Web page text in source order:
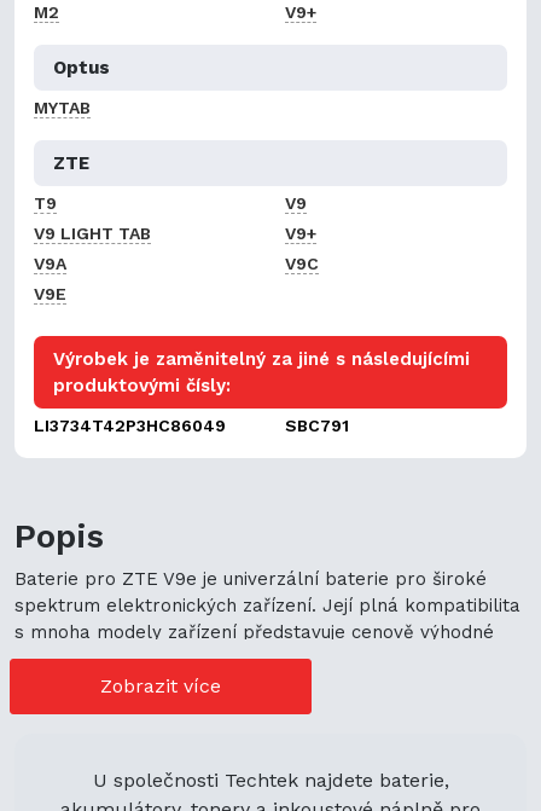
M2 V9+
Optus
MYTAB
ZTE
T9
V9
V9 LIGHT TAB
V9+
V9A
V9C
V9E
Výrobek je zaměnitelný za jiné s následujícími
produktovými čísly:
LI3734T42P3HC86049 SBC791
Popis
Baterie pro ZTE V9e je univerzální baterie pro široké
spektrum elektronických zařízení. Její plná kompatibilita
s mnoha modely zařízení představuje cenově výhodné
možnosti nákupu. Její univerzální použití navíc podporuje
ekologickou udržitelnost a zaručuje flexibilitu.
Zobrazit více
U společnosti Techtek najdete baterie,